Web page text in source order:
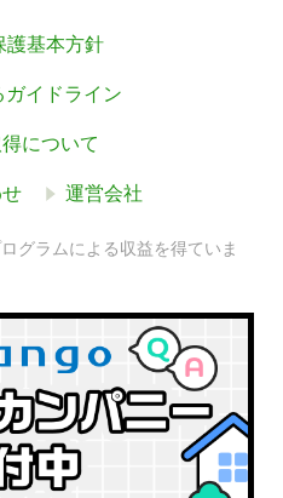
護基本方針
イドライン
について
運営会社
グラムによる収益を得ていま